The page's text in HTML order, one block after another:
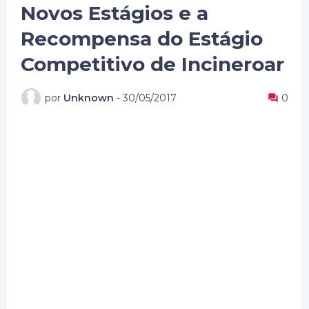
Novos Estágios e a
Recompensa do Estágio
Competitivo de Incineroar
por Unknown - 30/05/2017 0